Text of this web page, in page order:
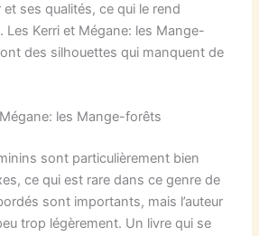
ses qualités, ce qui le rend
Les Kerri et Mégane: les Mange-
des silhouettes qui manquent de
les Mange-forêts
sont particulièrement bien
ce qui est rare dans ce genre de
sont importants, mais l’auteur
trop légèrement. Un livre qui se